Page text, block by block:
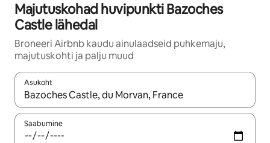
Majutuskohad huvipunkti Bazoches
Castle lähedal
Broneeri Airbnb kaudu ainulaadseid puhkemaju,
majutuskohti ja palju muud
Asukoht
Kui tulemused on kuvatud, liigu ekraanil nooleklahvidega või
Saabumine